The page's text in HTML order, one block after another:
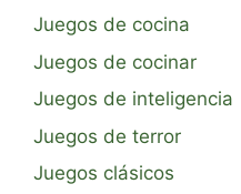
Juegos de cocina
Juegos de cocinar
Juegos de inteligencia
Juegos de terror
Juegos clásicos